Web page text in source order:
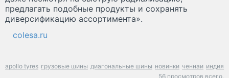
предлагать подобные продукты и сохранять
диверсификацию ассортимента».
colesa.ru
apollo tyres грузовые шины диагональные шины новинки ченнаи индия
56 просмотров всего.